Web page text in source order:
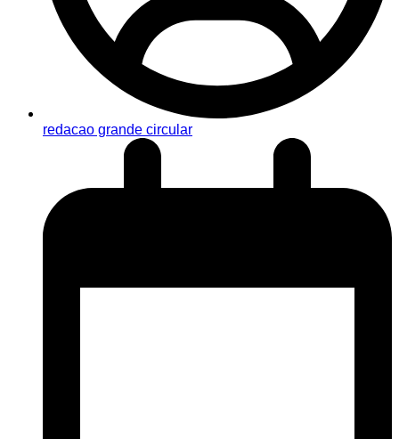
redacao grande circular